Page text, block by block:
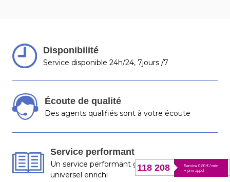
118 208
Service 0,80 € / min
+ prix appel
Disponibilité
Service disponible 24h/24, 7jours /7
Écoute de qualité
Des agents qualifiés sont à votre écoute
Service performant
Un service performant grâce à notre annuaire
universel enrichi